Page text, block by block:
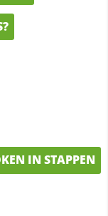
IN STAPPEN